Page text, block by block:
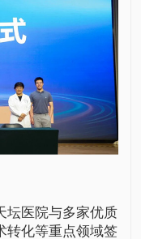
坛医院与多家优质
转化等重点领域签